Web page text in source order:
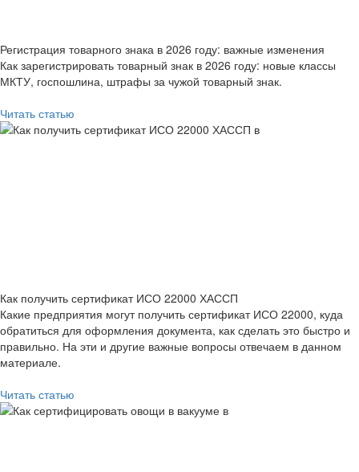
Регистрация товарного знака в 2026 году: важные изменения
Как зарегистрировать товарный знак в 2026 году: новые классы
МКТУ, госпошлина, штрафы за чужой товарный знак.
Читать статью
Как получить сертификат ИСО 22000 ХАССП
Какие предприятия могут получить сертификат ИСО 22000, куда
обратиться для оформления документа, как сделать это быстро и
правильно. На эти и другие важные вопросы отвечаем в данном
материале.
Читать статью